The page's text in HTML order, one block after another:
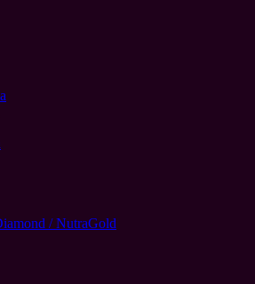
/ NutraGold